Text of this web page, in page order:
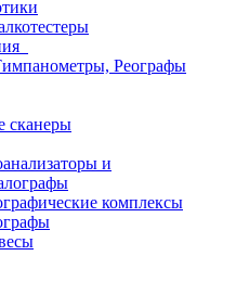
Реографы
сканеры
и
комплексы